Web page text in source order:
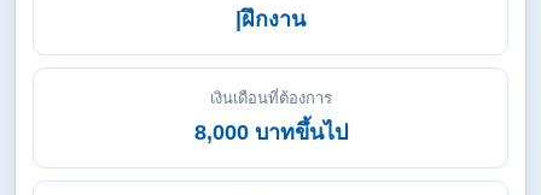
|ฝึกงาน
เงินเดือนที่ต้องการ
8,000 บาทขึ้นไป